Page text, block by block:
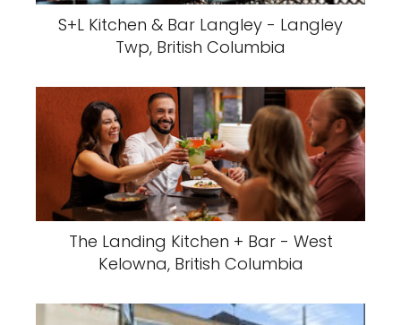
S+L Kitchen & Bar Langley - Langley
Twp, British Columbia
The Landing Kitchen + Bar - West
Kelowna, British Columbia